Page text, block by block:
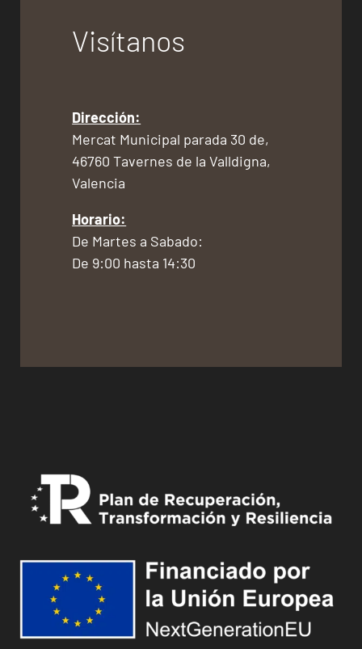
Visítanos
Dirección:
Mercat Municipal parada 30 de,
46760 Tavernes de la Valldigna,
Valencia
Horario:
De Martes a Sabado:
De 9:00 hasta 14:30